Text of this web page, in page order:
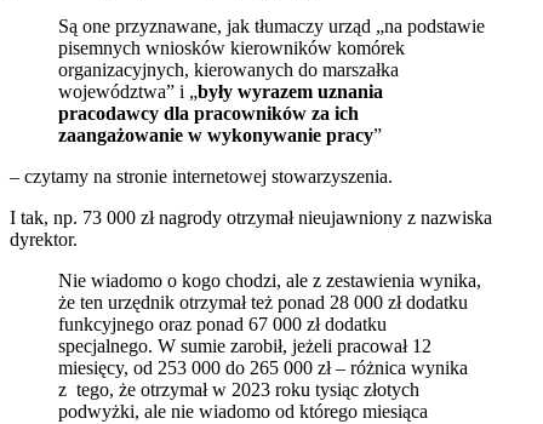
Są one przyznawane, jak tłumaczy urząd „na podstawie
pisemnych wniosków kierowników komórek
organizacyjnych, kierowanych do marszałka
województwa” i „były wyrazem uznania
pracodawcy dla pracowników za ich
zaangażowanie w wykonywanie pracy”
– czytamy na stronie internetowej stowarzyszenia.
I tak, np. 73 000 zł nagrody otrzymał nieujawniony z nazwiska
dyrektor.
Nie wiadomo o kogo chodzi, ale z zestawienia wynika,
że ten urzędnik otrzymał też ponad 28 000 zł dodatku
funkcyjnego oraz ponad 67 000 zł dodatku
specjalnego. W sumie zarobił, jeżeli pracował 12
miesięcy, od 253 000 do 265 000 zł – różnica wynika
z tego, że otrzymał w 2023 roku tysiąc złotych
podwyżki, ale nie wiadomo od którego miesiąca